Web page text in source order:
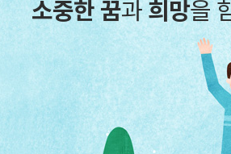
소중한 꿈과희망을